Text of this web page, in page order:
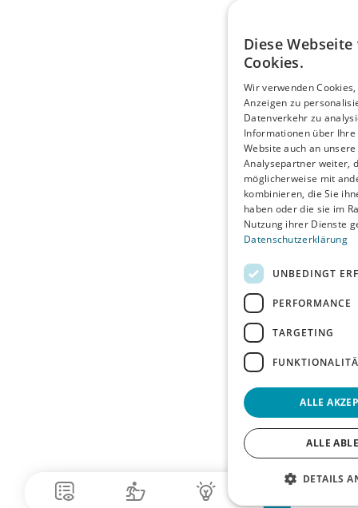
Diese
Cookies.
Wir verwenden
Anzeigen zu
Datenverkehr zu
Informationen über
Website auch an
Analysepartner weiter,
möglicherweise mit
kombinieren, die Sie
haben oder die sie im
Nutzung ihrer Dienste
Datenschutzerklärung
UNBEDINGT
PERFORMANCE
TARGETING
ALLE
ALLE
DETAILS